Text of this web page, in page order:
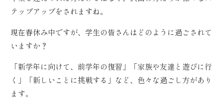
テップアップをされますね。
現在春休み中ですが、学生の皆さんはどのように過ごされて
いますか？
「新学年に向けて、前学年の復習」「家族や友達と遊びに行
く」「新しいことに挑戦する」など、色々な過ごし方があり
ます。